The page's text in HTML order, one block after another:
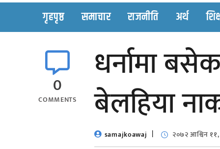
गृहपृष्ठ समाचार राजनीति अर्थ
0
COMMENTS
धर्नामा
बेलहिया
samajkoawaj २०७२ आश्विन